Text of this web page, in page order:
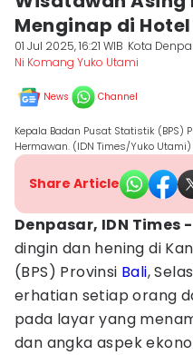
Menginap di
01 Jul 2025, 16:21 WIB Kota
Ni Komang Yuko Utami
News Channel
Kepala Badan Pusat Statistik (BPS)
Hermawan. (IDN Times/Yuko Utami)
Share Article
Denpasar, IDN Times -
dingin dan hening di
(BPS) Provinsi Bali,
erhatian setiap orang
pada layar yang
dan angka aspek